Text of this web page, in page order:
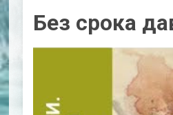
Без срока